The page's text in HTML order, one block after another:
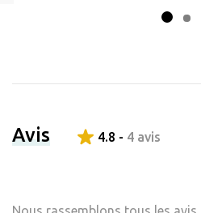
Avis 4.8 - 4 avis